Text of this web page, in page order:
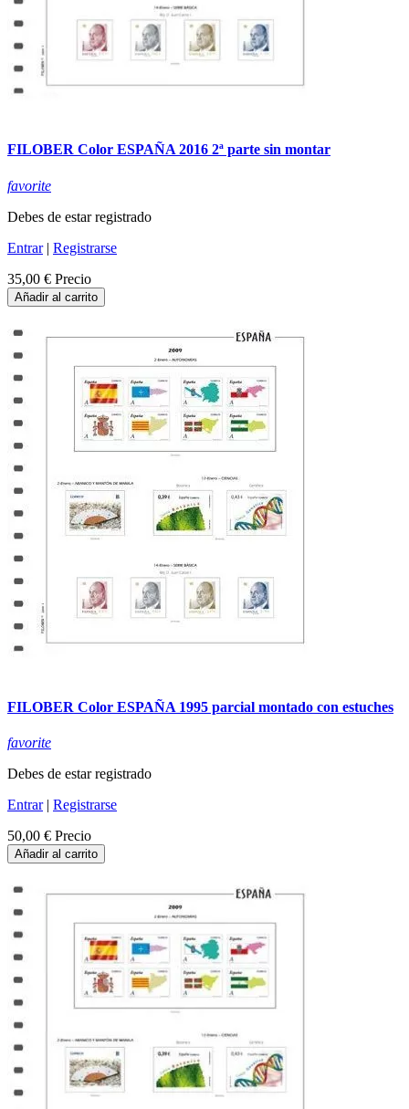
FILOBER Color ESPAÑA 2016 2ª parte sin montar
favorite
Debes de estar registrado
Entrar| Registrarse
35,00 € Precio
Añadir al carrito
FILOBER Color ESPAÑA 1995 parcial montado con estuches
favorite
Debes de estar registrado
Entrar| Registrarse
50,00 € Precio
Añadir al carrito